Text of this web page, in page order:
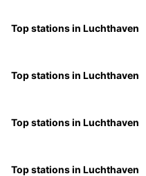
Top stations in Luchthaven
Top stations in Luchthaven
Top stations in Luchthaven
Top stations in Luchthaven